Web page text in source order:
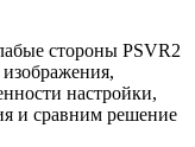
стороны PSVR2
настройки,
и сравним решение